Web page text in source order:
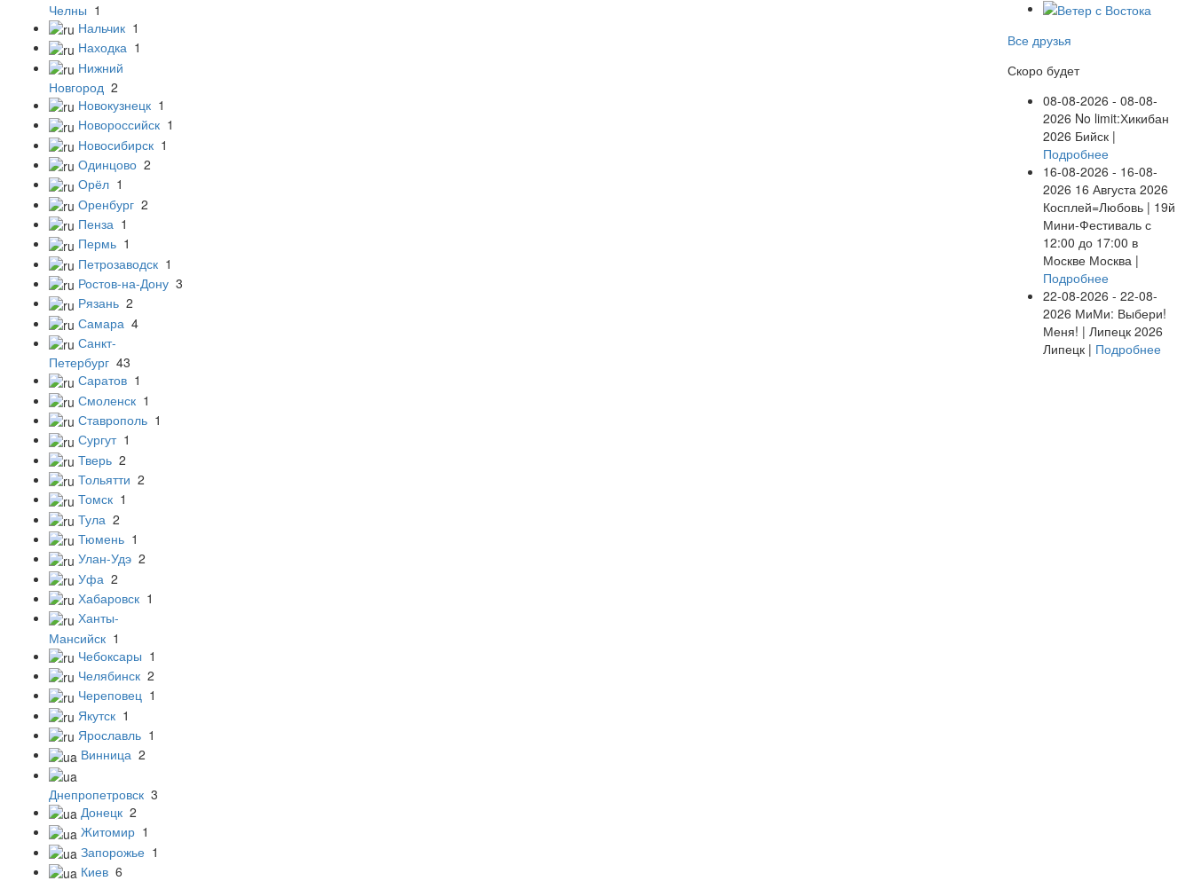
Челны 1
Нальчик 1
Находка 1
Нижний
Новгород 2
Новокузнецк 1
Новороссийск 1
Новосибирск 1
Одинцово 2
Орёл 1
Оренбург 2
Пенза 1
Пермь 1
Петрозаводск 1
Ростов-на-Дону 3
Рязань 2
Самара 4
Санкт-
Петербург 43
Саратов 1
Смоленск 1
Ставрополь 1
Сургут 1
Тверь 2
Тольятти 2
Томск 1
Тула 2
Тюмень 1
Улан-Удэ 2
Уфа 2
Хабаровск 1
Ханты-
Мансийск 1
Чебоксары 1
Челябинск 2
Череповец 1
Якутск 1
Ярославль 1
Винница 2
Днепропетровск 3
Донецк 2
Житомир 1
Запорожье 1
Киев 6
Все друзья
Скоро будет
08-08-2026 - 08-08-
2026 No limit:Хикибан
2026 Бийск |
Подробнее
16-08-2026 - 16-08-
2026 16 Августа 2026
Косплей=Любовь | 19й
Мини-Фестиваль с
12:00 до 17:00 в
Москве Москва |
Подробнее
22-08-2026 - 22-08-
2026 МиМи: Выбери!
Меня! | Липецк 2026
Липецк | Подробнее